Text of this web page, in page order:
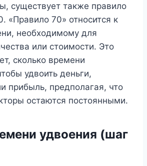
существует также правило
«Правило 70» относится к
необходимому для
или стоимости. Это
сколько времени
удвоить деньги,
прибыль, предполагая, что
остаются постоянными.
удвоения (шаг